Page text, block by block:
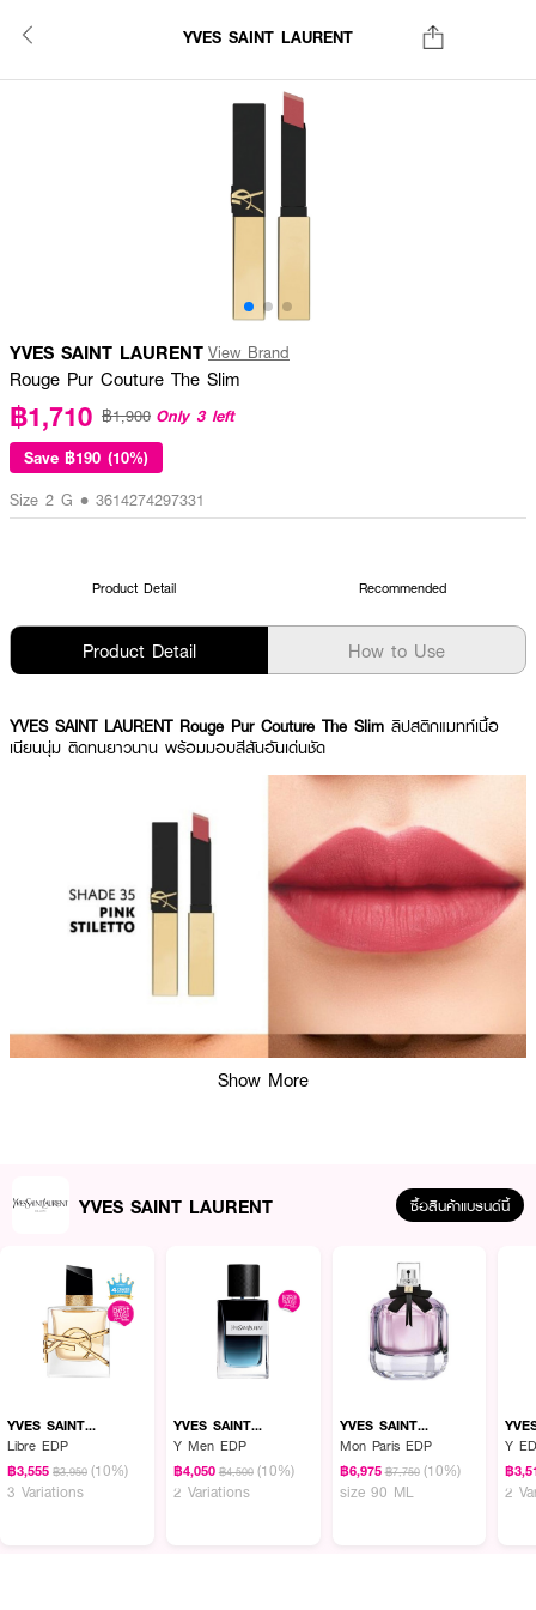
YVES SAINT LAURENT
YVES SAINT LAURENT View Brand
Rouge Pur Couture The Slim
฿1,710 ฿1,900 Only 3 left
Save ฿190 (10%)
Size 2 G • 3614274297331
Product Detail Recommended
Product Detail How to Use
YVES SAINT LAURENT Rouge Pur Couture The Slim ลิปสติกแมทท์เนื้อ
เนียนนุ่ม ติดทนยาวนาน พร้อมมอบสีสันอันเด่นชัด
ผลลัพธ์ที่ได้ :
ลิปสติกแมตต์เนื้อเนียนนุ่ม มอบสีสันอันด่นชัด ติดทนนานตลอดทั้งวัน เนื้อสัมผัส
แบบ “เลเธอร์ แมตต์” (leather matte) ความแมทท์บนแผ่นหนังที่มีความหรูหรา
รู้สึกเบาสบายตลอดวัน พร้อมดีไซน์แท่งเรียวสุดเรียบหรู
· ลิปสติกแมตต์ เนื้อเนียนนุ่ม
· ติดทนนานตลอดทั้งวัน
Show More
YVES SAINT LAURENT ซื้อสินค้าแบรนด์นี้
YVES SAINT
LAURENT
Libre EDP
฿3,555 ฿3,950 (10%)
3 Variations
YVES SAINT
LAURENT
Y Men EDP
฿4,050 ฿4,500 (10%)
2 Variations
YVES SAINT
LAURENT
Mon Paris EDP
฿6,975 ฿7,750 (10%)
size 90 ML
Y
฿
2